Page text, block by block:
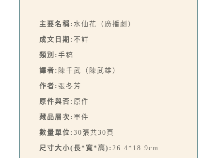
主要名稱: 水仙花（廣播劇）
成文日期: 不詳
類別: 手稿
譯者: 陳千武（陳武雄）
作者: 張冬芳
原件與否: 原件
藏品層次: 單件
數量單位: 30張共30頁
尺寸大小(長*寬*高): 26.4*18.9cm